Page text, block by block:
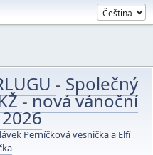
- Společný
-nová vánoční
Perníčková vesnička a Elfí